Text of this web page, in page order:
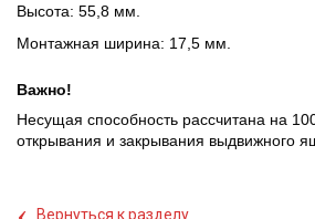
Высота: 55,8 мм.
Монтажная ширина: 17,5 мм.
Важно!
Несущая способность рассчитана на
открывания и закрывания выдвижного
Вернуться к разделу